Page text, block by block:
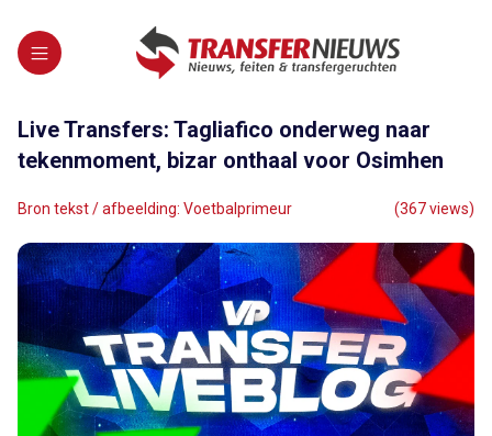
Live Transfers: Tagliafico onderweg naar
tekenmoment, bizar onthaal voor Osimhen
Bron tekst / afbeelding: Voetbalprimeur (367 views)